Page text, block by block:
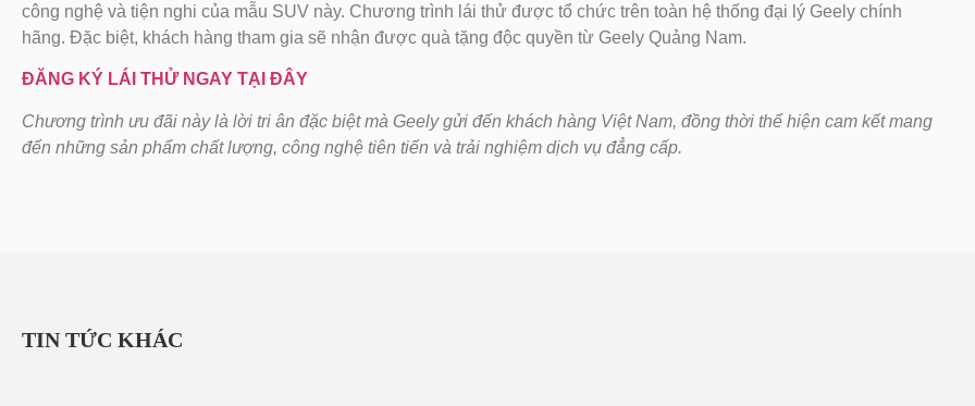
công nghệ và tiện nghi của mẫu SUV này. Chương trình lái thử được tổ chức trên toàn hệ thống đại lý Geely chính
hãng. Đặc biệt, khách hàng tham gia sẽ nhận được quà tặng độc quyền từ Geely Quảng Nam.
ĐĂNG KÝ LÁI THỬ NGAY TẠI ĐÂY
Chương trình ưu đãi này là lời tri ân đặc biệt mà Geely gửi đến khách hàng Việt Nam, đồng thời thể hiện cam kết mang
đến những sản phẩm chất lượng, công nghệ tiên tiến và trải nghiệm dịch vụ đẳng cấp.
TIN TỨC KHÁC